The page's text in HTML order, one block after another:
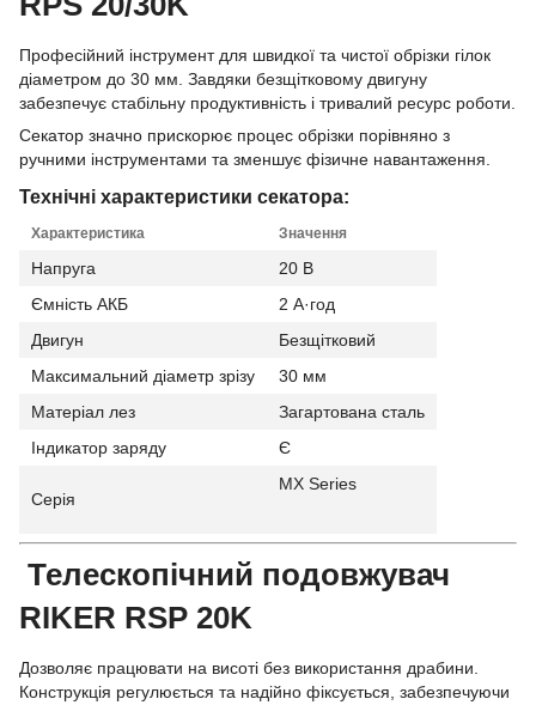
Професійний інструмент для швидкої та чистої обрізки гілок
діаметром до 30 мм. Завдяки безщітковому двигуну
забезпечує стабільну продуктивність і тривалий ресурс роботи.
Секатор значно прискорює процес обрізки порівняно з
ручними інструментами та зменшує фізичне навантаження.
Технічні характеристики секатора:
Характеристика Значення
Напруга
20 В
Ємність АКБ
2 А·год
Двигун
Безщітковий
Максимальний діаметр зрізу
30 мм
Матеріал лез
Загартована сталь
Індикатор заряду
Є
Серія
MX Series
Телескопічний подовжувач
RIKER RSP 20K
Дозволяє працювати на висоті без використання драбини.
Конструкція регулюється та надійно фіксується, забезпечуючи